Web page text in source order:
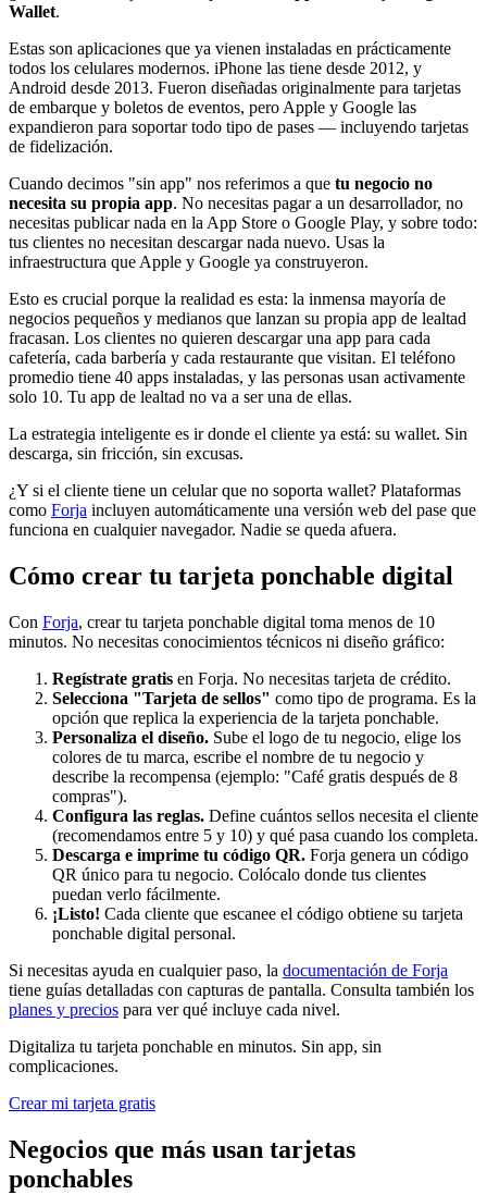
Wallet.
Estas son aplicaciones que ya vienen instaladas en prácticamente
todos los celulares modernos. iPhone las tiene desde 2012, y
Android desde 2013. Fueron diseñadas originalmente para tarjetas
de embarque y boletos de eventos, pero Apple y Google las
expandieron para soportar todo tipo de pases — incluyendo tarjetas
de fidelización.
Cuando decimos "sin app" nos referimos a que tu negocio no
necesita su propia app. No necesitas pagar a un desarrollador, no
necesitas publicar nada en la App Store o Google Play, y sobre todo:
tus clientes no necesitan descargar nada nuevo. Usas la
infraestructura que Apple y Google ya construyeron.
Esto es crucial porque la realidad es esta: la inmensa mayoría de
negocios pequeños y medianos que lanzan su propia app de lealtad
fracasan. Los clientes no quieren descargar una app para cada
cafetería, cada barbería y cada restaurante que visitan. El teléfono
promedio tiene 40 apps instaladas, y las personas usan activamente
solo 10. Tu app de lealtad no va a ser una de ellas.
La estrategia inteligente es ir donde el cliente ya está: su wallet. Sin
descarga, sin fricción, sin excusas.
¿Y si el cliente tiene un celular que no soporta wallet? Plataformas
como Forja incluyen automáticamente una versión web del pase que
funciona en cualquier navegador. Nadie se queda afuera.
Cómo crear tu tarjeta ponchable digital
Con Forja, crear tu tarjeta ponchable digital toma menos de 10
minutos. No necesitas conocimientos técnicos ni diseño gráfico:
Regístrate gratis en Forja. No necesitas tarjeta de crédito.
Selecciona "Tarjeta de sellos" como tipo de programa. Es la
opción que replica la experiencia de la tarjeta ponchable.
Personaliza el diseño. Sube el logo de tu negocio, elige los
colores de tu marca, escribe el nombre de tu negocio y
describe la recompensa (ejemplo: "Café gratis después de 8
compras").
Configura las reglas. Define cuántos sellos necesita el cliente
(recomendamos entre 5 y 10) y qué pasa cuando los completa.
Descarga e imprime tu código QR. Forja genera un código
QR único para tu negocio. Colócalo donde tus clientes
puedan verlo fácilmente.
¡Listo! Cada cliente que escanee el código obtiene su tarjeta
ponchable digital personal.
Si necesitas ayuda en cualquier paso, la documentación de Forja
tiene guías detalladas con capturas de pantalla. Consulta también los
planes y precios para ver qué incluye cada nivel.
Digitaliza tu tarjeta ponchable en minutos. Sin app, sin
complicaciones.
Crear mi tarjeta gratis
Negocios que más usan tarjetas
ponchables